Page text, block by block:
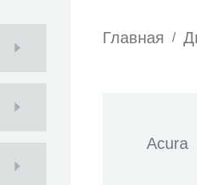
Главная /
Acura